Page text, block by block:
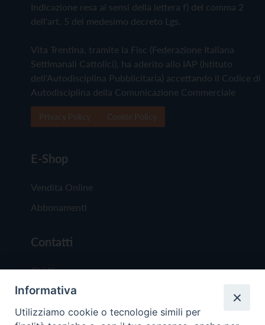
Indicazione resa ai sensi della lettera f) del comma 2
dell'art. 5 del medesimo decreto Lgs.
Vita Trentina, tramite la Fisc (Federazione Italiana
Settimanali Cattolici), ha aderito allo IAP (Istituto
dell'Autodisciplina Pubblicitaria) accettando il Codice di
Autodisciplina della Comunicazione Commerciale
E-Shop
Vendita Online
Abbonamenti
Contatti
Chi Siamo
Redazione
Scrivici
Informativa
Utilizziamo cookie o tecnologie simili per